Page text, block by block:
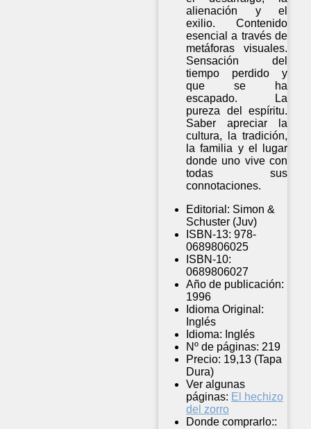
alienación y el
exilio. Contenido
esencial a través de
metáforas visuales.
Sensación del
tiempo perdido y
que se ha
escapado. La
pureza del espíritu.
Saber apreciar la
cultura, la tradición,
la familia y el lugar
donde uno vive con
todas sus
connotaciones.
Editorial: Simon &
Schuster (Juv)
ISBN-13: 978-
0689806025
ISBN-10:
0689806027
Año de publicación:
1996
Idioma Original:
Inglés
Idioma: Inglés
Nº de páginas: 219
Precio: 19,13 (Tapa
Dura)
Ver algunas
páginas: El hechizo
del zorro
Donde comprarlo::